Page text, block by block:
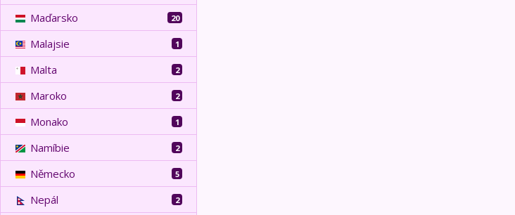
Maďarsko 20
Malajsie 1
Malta 2
Maroko 2
Monako 1
Namíbie 2
Německo 5
Nepál 2